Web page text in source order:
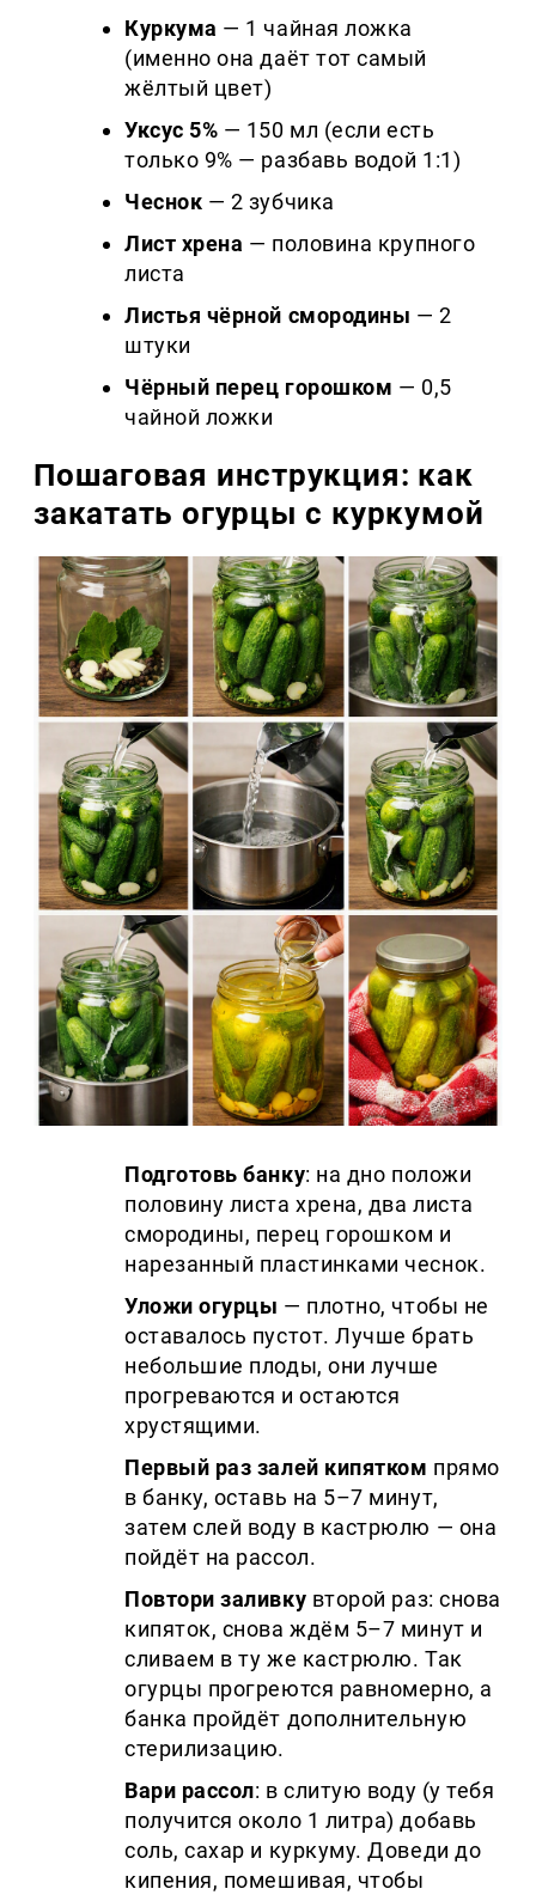
Куркума — 1 чайная ложка
(именно она даёт тот самый
жёлтый цвет)
Уксус 5% — 150 мл (если есть
только 9% — разбавь водой 1:1)
Чеснок — 2 зубчика
Лист хрена — половина крупного
листа
Листья чёрной смородины — 2
штуки
Чёрный перец горошком — 0,5
чайной ложки
Пошаговая инструкция: как
закатать огурцы с куркумой
Подготовь банку: на дно положи
половину листа хрена, два листа
смородины, перец горошком и
нарезанный пластинками чеснок.
Уложи огурцы — плотно, чтобы не
оставалось пустот. Лучше брать
небольшие плоды, они лучше
прогреваются и остаются
хрустящими.
Первый раз залей кипятком прямо
в банку, оставь на 5–7 минут,
затем слей воду в кастрюлю — она
пойдёт на рассол.
Повтори заливку второй раз: снова
кипяток, снова ждём 5–7 минут и
сливаем в ту же кастрюлю. Так
огурцы прогреются равномерно, а
банка пройдёт дополнительную
стерилизацию.
Вари рассол: в слитую воду (у тебя
получится около 1 литра) добавь
соль, сахар и куркуму. Доведи до
кипения, помешивая, чтобы